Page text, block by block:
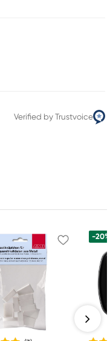
Verified by Trustvoice
-